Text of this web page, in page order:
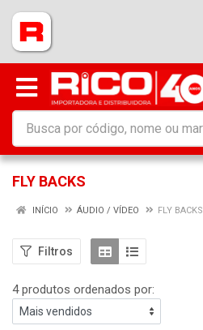
FLY BACKS
INÍCIO ÁUDIO / VÍDEO FLY BACKS
Filtros
4 produtos ordenados por: